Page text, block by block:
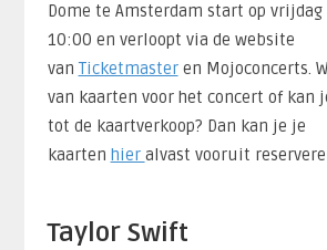
Dome te Amsterdam start op
10:00 en verloopt via de website
vanTicketmasteren Mojoconcerts.
van kaarten voor het concert of kan
tot de kaartverkoop? Dan kan je je
kaarten hier alvast vooruit
Taylor Swift